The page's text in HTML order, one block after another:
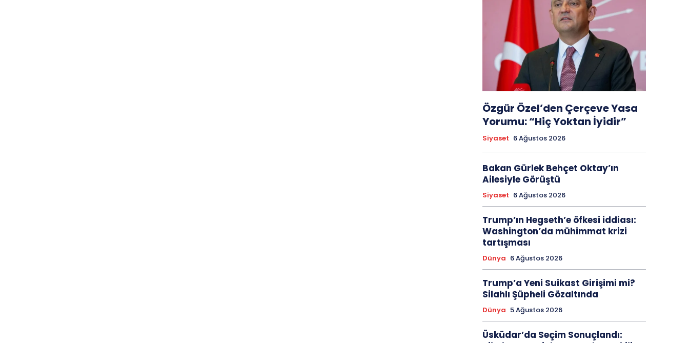
Özgür Özel’den Çerçeve Yasa
Yorumu: “Hiç Yoktan İyidir”
Siyaset 6 Ağustos 2026
Bakan Gürlek Behçet Oktay’ın
Ailesiyle Görüştü
Siyaset 6 Ağustos 2026
Trump’ın Hegseth’e öfkesi iddiası:
Washington’da mühimmat krizi
tartışması
Dünya 6 Ağustos 2026
Trump’a Yeni Suikast Girişimi mi?
Silahlı Şüpheli Gözaltında
Dünya 5 Ağustos 2026
Üsküdar’da Seçim Sonuçlandı: